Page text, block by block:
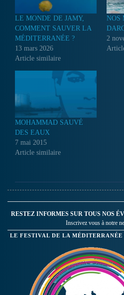
LE MONDE DE JAMY,
COMMENT SAUVER LA
MÉDITERRANÉE ?
13 mars 2026
Article similaire
NOS
2
MOHAMMAD SAUVÉ
DES EAUX
7 mai 2015
Article similaire
RESTEZ INFORMES SUR TOUS NOS
Inscrivez vous à notre
LE FESTIVAL DE LA MÉDITERRANÉE